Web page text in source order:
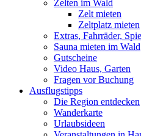
Zelten im Wald
Zelt mieten
Zeltplatz mieten
Extras, Fahrräder,
Sauna mieten im Wald
Gutscheine
Video Haus, Garten
Fragen vor Buchung
Ausflugstipps
Die Region entdecken
Wanderkarte
Urlaubsideen